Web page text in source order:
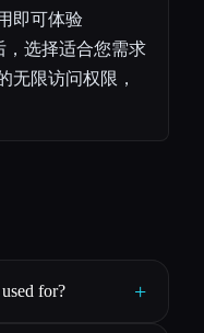
即可体验
，选择适合您需求
无限访问权限，
for? +